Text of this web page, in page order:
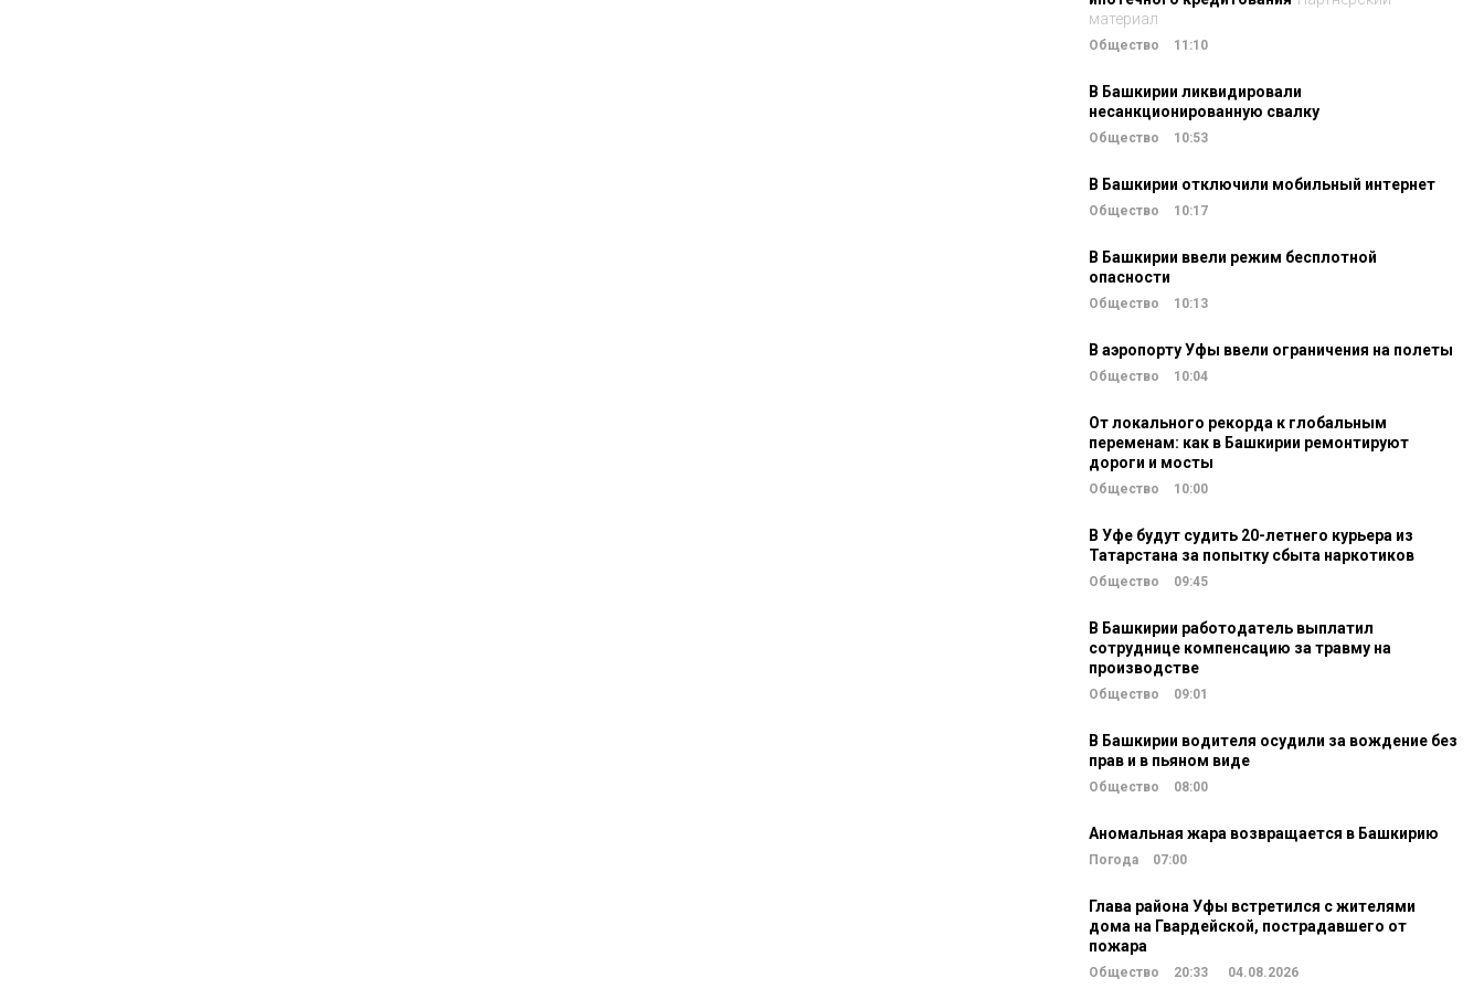
материал
Общество 11:10
В Башкирии ликвидировали
несанкционированную свалку
Общество 10:53
В Башкирии отключили мобильный интернет
Общество 10:17
В Башкирии ввели режим бесплотной
опасности
Общество 10:13
В аэропорту Уфы ввели ограничения на полеты
Общество 10:04
От локального рекорда к глобальным
переменам: как в Башкирии ремонтируют
дороги и мосты
Общество 10:00
В Уфе будут судить 20-летнего курьера из
Татарстана за попытку сбыта наркотиков
Общество 09:45
В Башкирии работодатель выплатил
сотруднице компенсацию за травму на
производстве
Общество 09:01
В Башкирии водителя осудили за вождение без
прав и в пьяном виде
Общество 08:00
Аномальная жара возвращается в Башкирию
Погода 07:00
Глава района Уфы встретился с жителями
дома на Гвардейской, пострадавшего от
пожара
Общество 20:33 04.08.2026